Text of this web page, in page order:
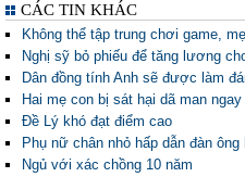
CÁC TIN KHÁC
Không thể tập trung chơi game,
Nghị sỹ bỏ phiếu để tăng lương
Dân đồng tính Anh sẽ được làm
Hai mẹ con bị sát hại dã man
Đề Lý khó đạt điểm cao
Phụ nữ chân nhỏ hấp dẫn đàn ông
Ngủ với xác chồng 10 năm